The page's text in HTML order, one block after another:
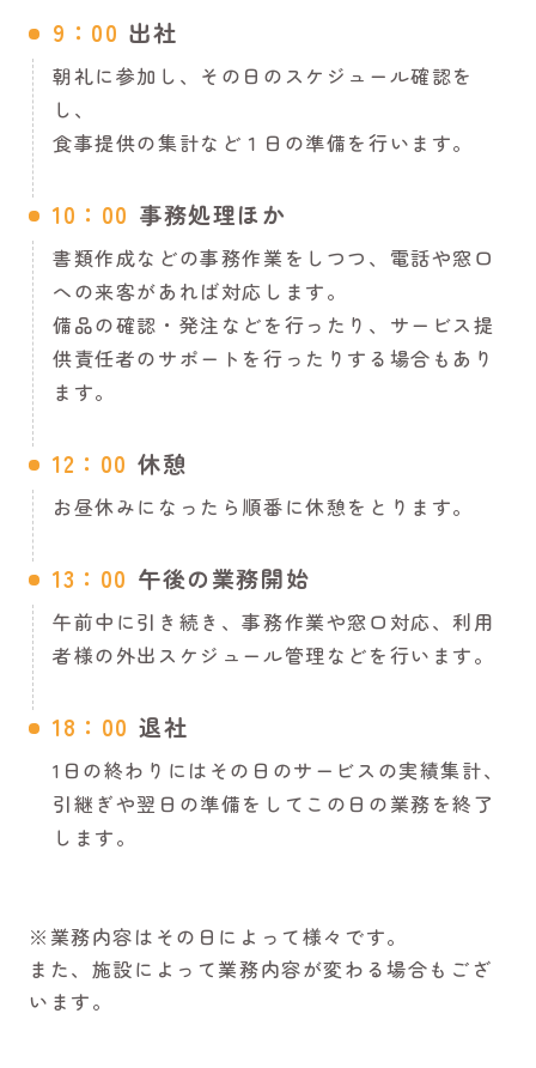
9：00 出社
朝礼に参加し、その日のスケジュール確認を
し、
食事提供の集計など１日の準備を行います。
10：00 事務処理ほか
書類作成などの事務作業をしつつ、電話や窓口
への来客があれば対応します。
備品の確認・発注などを行ったり、サービス提
供責任者のサポートを行ったりする場合もあり
ます。
12：00 休憩
お昼休みになったら順番に休憩をとります。
13：00 午後の業務開始
午前中に引き続き、事務作業や窓口対応、利用
者様の外出スケジュール管理などを行います。
18：00 退社
1日の終わりにはその日のサービスの実績集計、
引継ぎや翌日の準備をしてこの日の業務を終了
します。
※業務内容はその日によって様々です。
また、施設によって業務内容が変わる場合もござ
います。